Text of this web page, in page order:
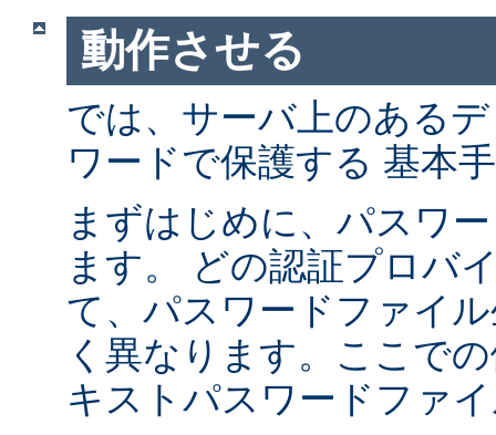
動作させる
では、サーバ上のある
ワードで保護する 基本
まずはじめに、パスワ
ます。 どの認証プロバ
て、パスワードファイ
く異なります。ここで
キストパスワードファ